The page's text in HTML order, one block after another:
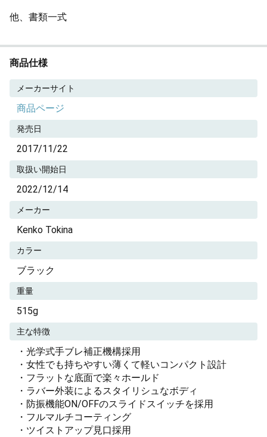
他、書類一式
商品仕様
メーカーサイト
商品ページ
発売日
2017/11/22
取扱い開始日
2022/12/14
メーカー
Kenko Tokina
カラー
ブラック
重量
515g
主な特徴
・光学式手ブレ補正機構採用
・女性でも持ちやすい薄くて軽いコンパクト設計
・フラットな底面で楽々ホールド
・ラバー外装によるスタイリシュなボディ
・防振機能ON/OFFのスライドスイッチを採用
・フルマルチコーティング
・ツイストアップ見口採用